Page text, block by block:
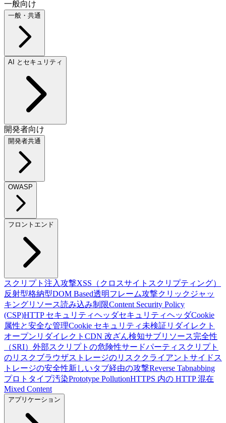
一般向け
一般・共通
AI とセキュリティ
開発者向け
開発者共通
OWASP
フロントエンド
スクリプト注入攻撃XSS（クロスサイトスクリプティング）
反射型格納型DOM Based透明フレーム攻撃クリックジャッ
キングリソース読み込み制限Content Security Policy
(CSP)HTTP セキュリティヘッダセキュリティヘッダCookie
属性と安全な管理Cookie セキュリティ 未検証リダイレクト
オープンリダイレクト CDN 改ざん検知サブリソース完全性
（SRI） 外部スクリプトの危険性サードパーティスクリプト
のリスクブラウザストレージのリスク クライアントサイドス
トレージの安全性新しいタブ経由の攻撃Reverse Tabnabbing
プロトタイプ汚染Prototype PollutionHTTPS 内の HTTP 混在
Mixed Content
アプリケーション